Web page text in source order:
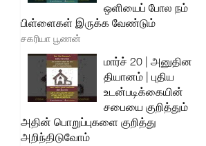
ஒளியைப் போல நம்
பிள்ளைகள் இருக்க வேண்டும்
சகரியா பூணன்
மார்ச் 20 | அனுதின
தியானம் | புதிய
உடன்படிக்கையின்
சபையை குறித்தும்
அதின் பொறுப்புகளை குறித்து
அறிந்திடுவோம்